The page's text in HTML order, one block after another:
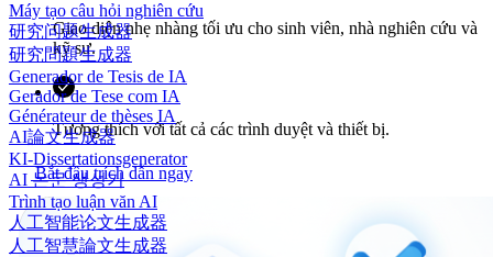
Máy tạo câu hỏi nghiên cứu
研究问题生成器
研究問題生成器
Generador de Tesis de IA
Gerador de Tese com IA
Générateur de thèses IA
AI論文生成器
KI-Dissertationsgenerator
AI 논문 생성기
Trình tạo luận văn AI
人工智能论文生成器
人工智慧論文生成器
Giao diện nhẹ nhàng tối ưu cho sinh viên, nhà nghiên cứu và
kỹ sư.
Tương thích với tất cả các trình duyệt và thiết bị.
Bắt đầu trích dẫn ngay